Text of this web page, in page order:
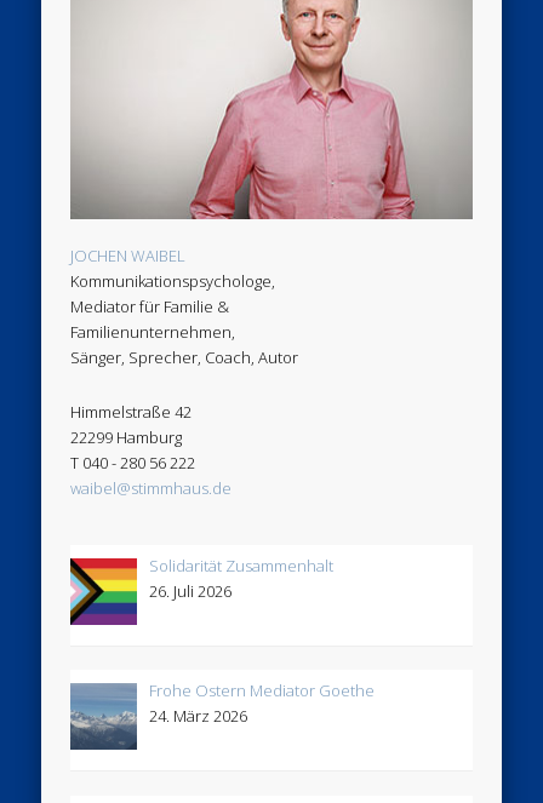
JOCHEN WAIBEL
Kommunikationspsychologe,
Mediator für Familie &
Familienunternehmen,
Sänger, Sprecher, Coach, Autor
Himmelstraße 42
22299 Hamburg
T 040 - 280 56 222
waibel@stimmhaus.de
Solidarität Zusammenhalt
26. Juli 2026
Frohe Ostern Mediator Goethe
24. März 2026